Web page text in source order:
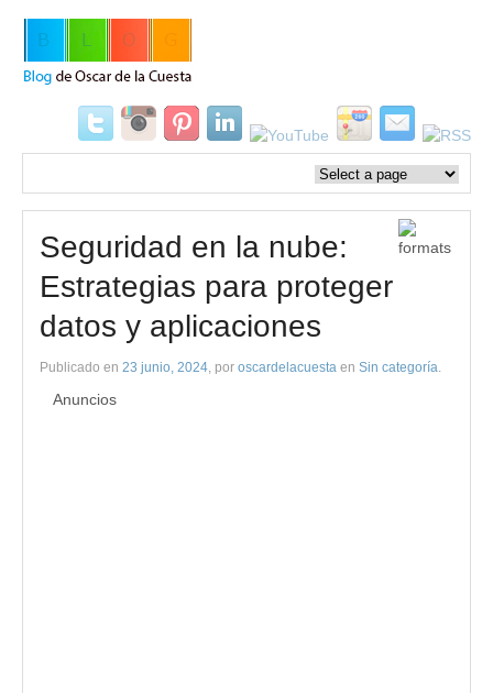
Seguridad en la nube:
Estrategias para proteger
datos y aplicaciones
Publicado en 23 junio, 2024, por oscardelacuesta en Sin categoría.
Anuncios